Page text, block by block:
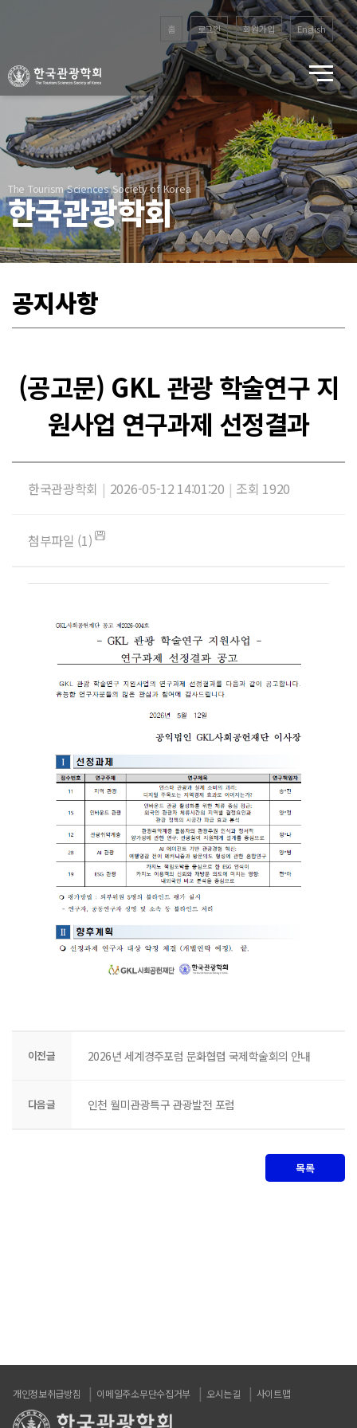
홈 로그인 회원가입 English
The Tourism Sciences Society of Korea
한국관광학회
공지사항
(공고문) GKL 관광 학술연구 지
원사업 연구과제 선정결과
한국관광학회 | 2026-05-12 14:01:20 | 조회 1920
첨부파일 (1)
이전글 2026년 세계경주포럼 문화협렵 국제학술회의 안내
다음글 인천 월미관광특구 관광발전 포럼
목록
개인정보취급방침 이메일주소무단수집거부 오시는길 사이트맵